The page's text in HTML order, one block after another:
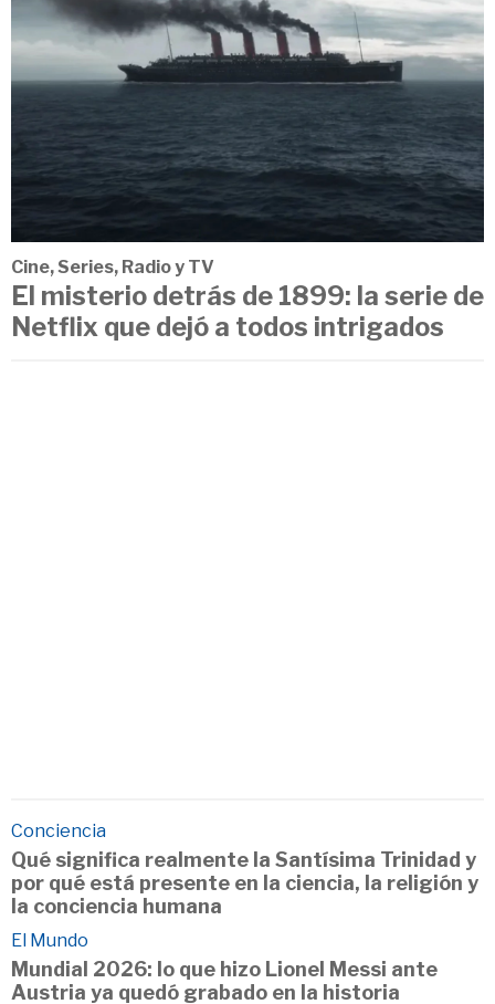
Cine, Series, Radio y TV
El misterio detrás de 1899: la serie de
Netflix que dejó a todos intrigados
Conciencia
Qué significa realmente la Santísima Trinidad y
por qué está presente en la ciencia, la religión y
la conciencia humana
El Mundo
Mundial 2026: lo que hizo Lionel Messi ante
Austria ya quedó grabado en la historia